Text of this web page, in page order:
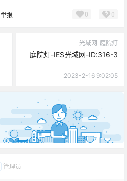
举报 0 0
光域网 庭院灯
庭院灯-IES光域网-ID:316-3
2023-2-16 9:02:05
管理员